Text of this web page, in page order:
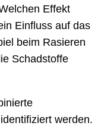
Effekt
Einfluss auf das
beim Rasieren
Schadstoffe
werden.